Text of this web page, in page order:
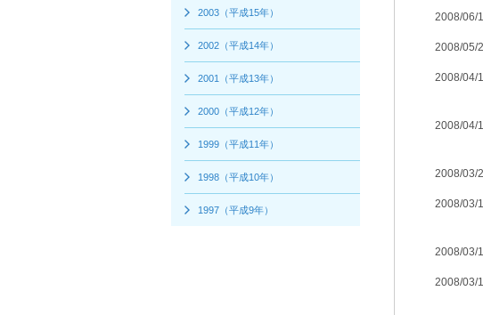
2003（平成15年）
2002（平成14年）
2001（平成13年）
2000（平成12年）
1999（平成11年）
1998（平成10年）
1997（平成9年）
2008/06/
2008/05/
2008/04/
2008/04/
2008/03/
2008/03/
2008/03/
2008/03/